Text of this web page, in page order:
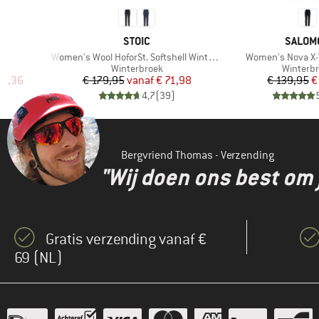
prijs
MERK
STOIC
Artikel
Women's Wool HoforSt. Softshell Winter Pants
Productgroep
Winterbroek
Prijs
€ 179,95 Verlaagde prijs
vanaf€ 71,98
4,7(39)
MERK
Artikel
Women's Nova
€ 139,95
Bergvriend Thomas - Verzending
"Wij doen ons best
Gratis verzending vanaf €
69 (NL)